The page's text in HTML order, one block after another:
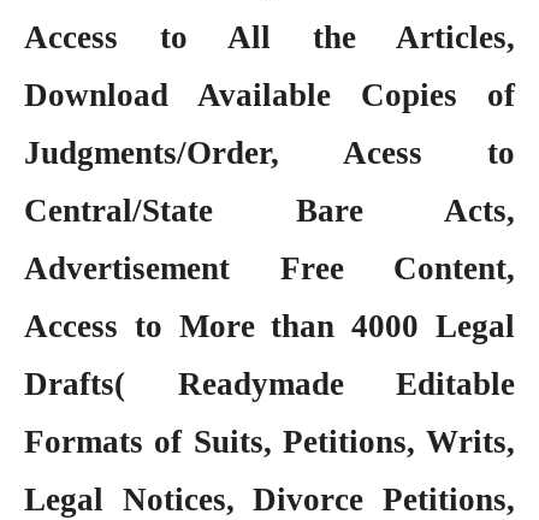
Access to All the Articles,
Download Available Copies of
Judgments/Order, Acess to
Central/State Bare Acts,
Advertisement Free Content,
Access to More than 4000 Legal
Drafts( Readymade Editable
Formats of Suits, Petitions, Writs,
Legal Notices, Divorce Petitions,